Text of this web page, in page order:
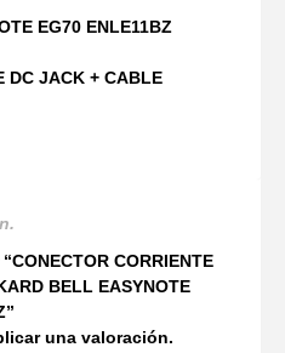
EG70 ENLE11BZ
DC JACK + CABLE
CORRIENTE
BELL EASYNOTE
una valoración.